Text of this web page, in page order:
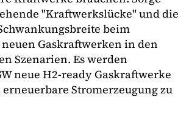
"Kraftwerkslücke" und die
beim
Gaskraftwerken in den
Szenarien. Es werden
neue H2-ready Gaskraftwerke
Stromerzeugung zu